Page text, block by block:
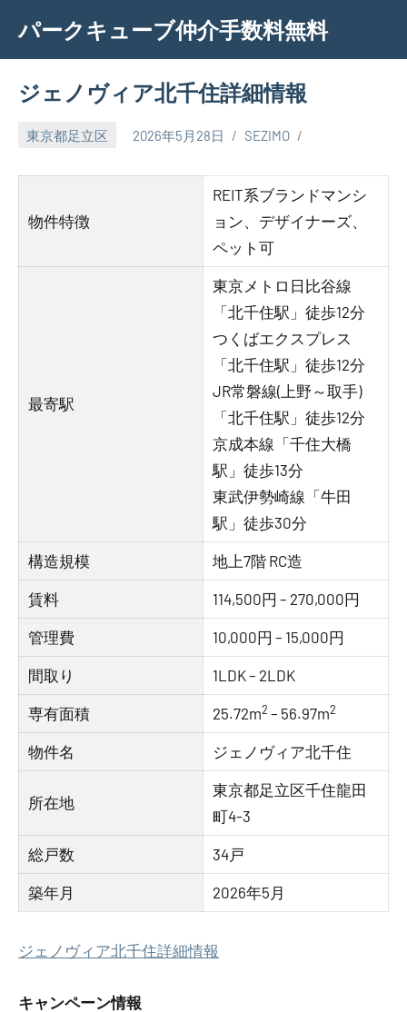
content
パークキューブ仲介手数料無料
ジェノヴィア北千住詳細情報
東京都足立区 2026年5月28日 SEZIMO
物件特徴
REIT系ブランドマンシ
ョン、デザイナーズ、
ペット可
最寄駅
東京メトロ日比谷線
「北千住駅」徒歩12分
つくばエクスプレス
「北千住駅」徒歩12分
JR常磐線(上野～取手)
「北千住駅」徒歩12分
京成本線「千住大橋
駅」徒歩13分
東武伊勢崎線「牛田
駅」徒歩30分
構造規模 地上7階 RC造
賃料 114,500円 – 270,000円
管理費 10,000円 – 15,000円
間取り 1LDK – 2LDK
専有面積 25.72m2 – 56.97m2
物件名 ジェノヴィア北千住
所在地
東京都足立区千住龍田
町4-3
総戸数 34戸
築年月 2026年5月
ジェノヴィア北千住詳細情報
キャンペーン情報